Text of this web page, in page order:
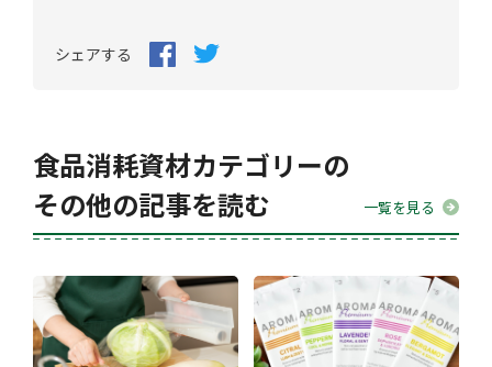
シェアする
食品消耗資材カテゴリーの
その他の記事を読む
一覧を見る